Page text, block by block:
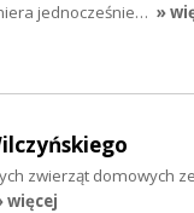
jednocześnie… »
zwierząt domowych
więcej